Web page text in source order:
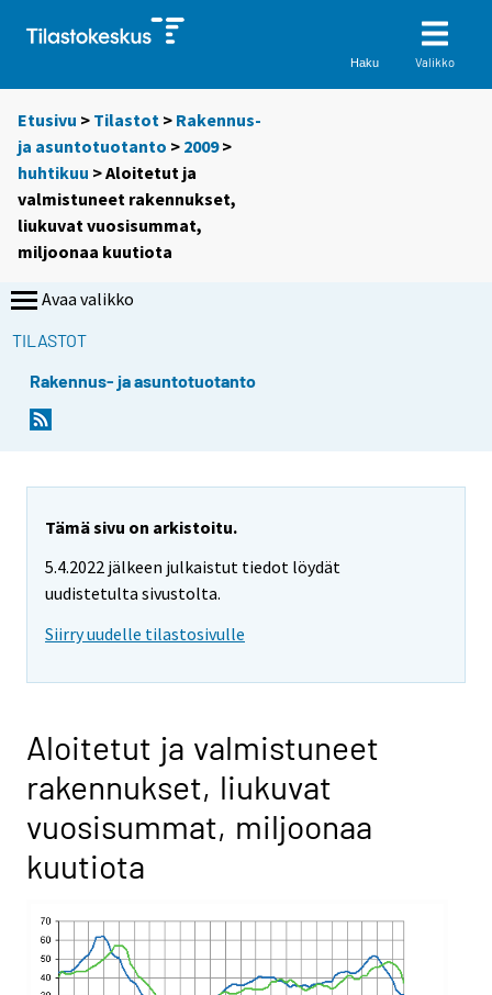
Haku Valikko
Etusivu > Tilastot > Rakennus-
ja asuntotuotanto > 2009>
huhtikuu > Aloitetut ja
valmistuneet rakennukset,
liukuvat vuosisummat,
miljoonaa kuutiota
Avaa valikko
TILASTOT
Rakennus- ja asuntotuotanto
Tämä sivu on arkistoitu.
5.4.2022 jälkeen julkaistut tiedot löydät
uudistetulta sivustolta.
Siirry uudelle tilastosivulle
Aloitetut ja valmistuneet
rakennukset, liukuvat
vuosisummat, miljoonaa
kuutiota